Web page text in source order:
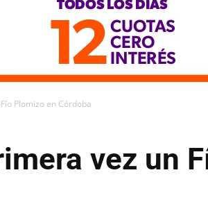
Plomizo en Córdoba
vez un